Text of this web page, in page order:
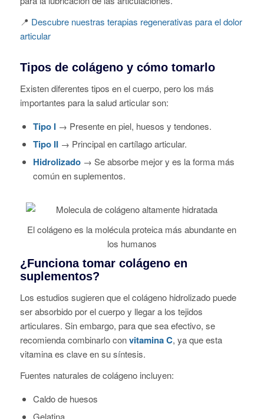
📍 Descubre nuestras terapias regenerativas para el dolor
articular
Tipos de colágeno y cómo tomarlo
Existen diferentes tipos en el cuerpo, pero los más
importantes para la salud articular son:
Tipo I→ Presente en piel, huesos y tendones.
Tipo II→ Principal en cartílago articular.
Hidrolizado→ Se absorbe mejor y es la forma más
común en suplementos.
El colágeno es la molécula proteica más abundante en
los humanos
¿Funciona tomar colágeno en
suplementos?
Los estudios sugieren que el colágeno hidrolizado puede
ser absorbido por el cuerpo y llegar a los tejidos
articulares. Sin embargo, para que sea efectivo, se
recomienda combinarlo convitamina C, ya que esta
vitamina es clave en su síntesis.
Fuentes naturales de colágeno incluyen:
Caldo de huesos
Gelatina